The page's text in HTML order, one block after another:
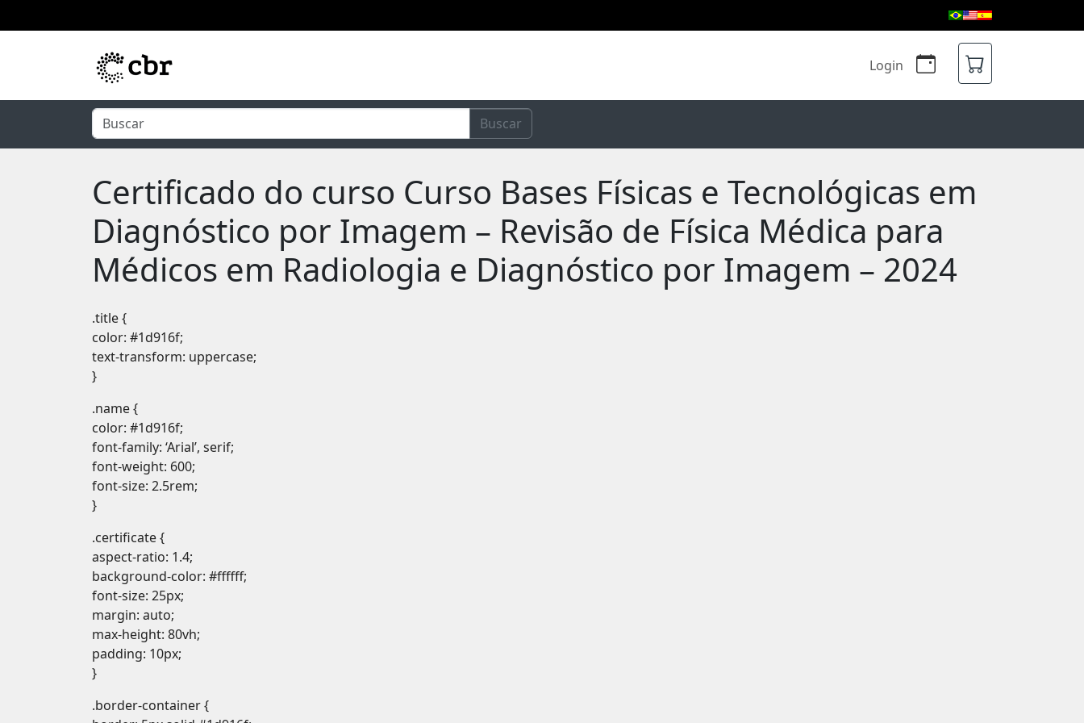
Login
Buscar
Certificado do curso Curso Bases Físicas e Tecnológicas em
Diagnóstico por Imagem – Revisão de Física Médica para
Médicos em Radiologia e Diagnóstico por Imagem – 2024
.title {
color: #1d916f;
text-transform: uppercase;
}
.name {
color: #1d916f;
font-family: ‘Arial’, serif;
font-weight: 600;
font-size: 2.5rem;
}
.certificate {
aspect-ratio: 1.4;
background-color: #ffffff;
font-size: 25px;
margin: auto;
max-height: 80vh;
padding: 10px;
}
.border-container {